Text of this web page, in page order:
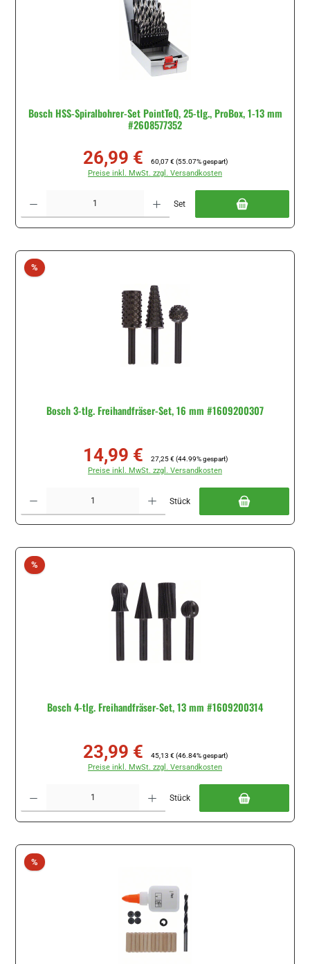
Bosch HSS-Spiralbohrer-Set PointTeQ, 25-tlg., ProBox, 1-13 mm
#2608577352
Verkaufspreis:
26,99 € Regulärer Preis:
60,07 € (55.07% gespart)
Preise inkl. MwSt. zzgl. Versandkosten
Set
%Rabatt
Bosch 3-tlg. Freihandfräser-Set, 16 mm #1609200307
Verkaufspreis:
14,99 € 27,25 € (44.99% gespart)
Preise inkl. MwSt. zzgl. Versandkosten
Stück
%Rabatt
Bosch 4-tlg. Freihandfräser-Set, 13 mm #1609200314
Verkaufspreis:
23,99 € Regulärer Preis:
45,13 € (46.84% gespart)
Preise inkl. MwSt. zzgl. Versandkosten
Stück
%Rabatt